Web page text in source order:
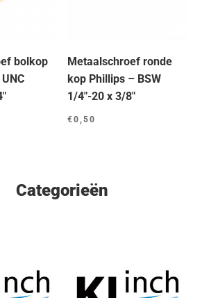
bolkop
Metaalschroef ronde
kop Phillips – BSW
1/4″-20 x 3/8″
€0,50
Categorieën